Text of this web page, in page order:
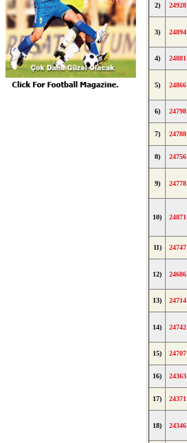
2) 24928
3) 24894
4) 24881
5) 24866
6) 24798
7) 24788
8) 24756
9) 24778
10) 24871
11) 24747
12) 24686
13) 24714
14) 24742
15) 24707
16) 24363
17) 24371
18) 24346